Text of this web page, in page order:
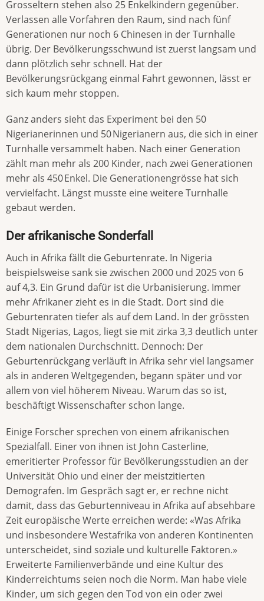
Grosseltern stehen also 25 Enkelkindern gegenüber.
Verlassen alle Vorfahren den Raum, sind nach fünf
Generationen nur noch 6 Chinesen in der Turnhalle
übrig. Der Bevölkerungsschwund ist zuerst langsam und
dann plötzlich sehr schnell. Hat der
Bevölkerungsrückgang einmal Fahrt gewonnen, lässt er
sich kaum mehr stoppen.
Ganz anders sieht das Experiment bei den 50
Nigerianerinnen und 50 Nigerianern aus, die sich in einer
Turnhalle versammelt haben. Nach einer Generation
zählt man mehr als 200 Kinder, nach zwei Generationen
mehr als 450 Enkel. Die Generationengrösse hat sich
vervielfacht. Längst musste eine weitere Turnhalle
gebaut werden.
Der afrikanische Sonderfall
Auch in Afrika fällt die Geburtenrate. In Nigeria
beispielsweise sank sie zwischen 2000 und 2025 von 6
auf 4,3. Ein Grund dafür ist die Urbanisierung. Immer
mehr Afrikaner zieht es in die Stadt. Dort sind die
Geburtenraten tiefer als auf dem Land. In der grössten
Stadt Nigerias, Lagos, liegt sie mit zirka 3,3 deutlich unter
dem nationalen Durchschnitt. Dennoch: Der
Geburtenrückgang verläuft in Afrika sehr viel langsamer
als in anderen Weltgegenden, begann später und vor
allem von viel höherem Niveau. Warum das so ist,
beschäftigt Wissenschafter schon lange.
Einige Forscher sprechen von einem afrikanischen
Spezialfall. Einer von ihnen ist John Casterline,
emeritierter Professor für Bevölkerungsstudien an der
Universität Ohio und einer der meistzitierten
Demografen. Im Gespräch sagt er, er rechne nicht
damit, dass das Geburtenniveau in Afrika auf absehbare
Zeit europäische Werte erreichen werde: «Was Afrika
und insbesondere Westafrika von anderen Kontinenten
unterscheidet, sind soziale und kulturelle Faktoren.»
Erweiterte Familienverbände und eine Kultur des
Kinderreichtums seien noch die Norm. Man habe viele
Kinder, um sich gegen den Tod von ein oder zwei